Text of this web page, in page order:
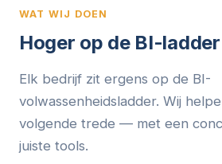
WAT WIJ DOEN
Hoger op de BI-ladder
Elk bedrijf zit ergens op de BI-
volwassenheidsladder. Wij
volgende trede — met een
juiste tools.